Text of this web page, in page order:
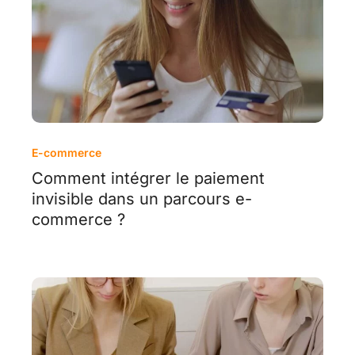
Comment intégrer le paiement
invisible dans un parcours e-
commerce ?
E-commerce